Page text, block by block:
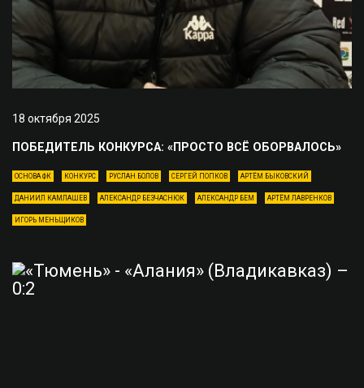
18 октября 2025
ПОБЕДИТЕЛЬ КОНКУРСА: «ПРОСТО ВСЁ ОБОРВАЛОСЬ»
ОСНОВА ФК КОНКУРС РУСЛАН БОЛОВ СЕРГЕЙ ПОПКОВ АРТЁМ БЫКОВСКИЙ
ДАНИИЛ КАМЛАШЕВ АЛЕКСАНДР БЕЗЧАСНЮК АЛЕКСАНДР БЕМ АРТЁМ ЛАВРЕНКОВ
ИГОРЬ МЕНЬЩИКОВ